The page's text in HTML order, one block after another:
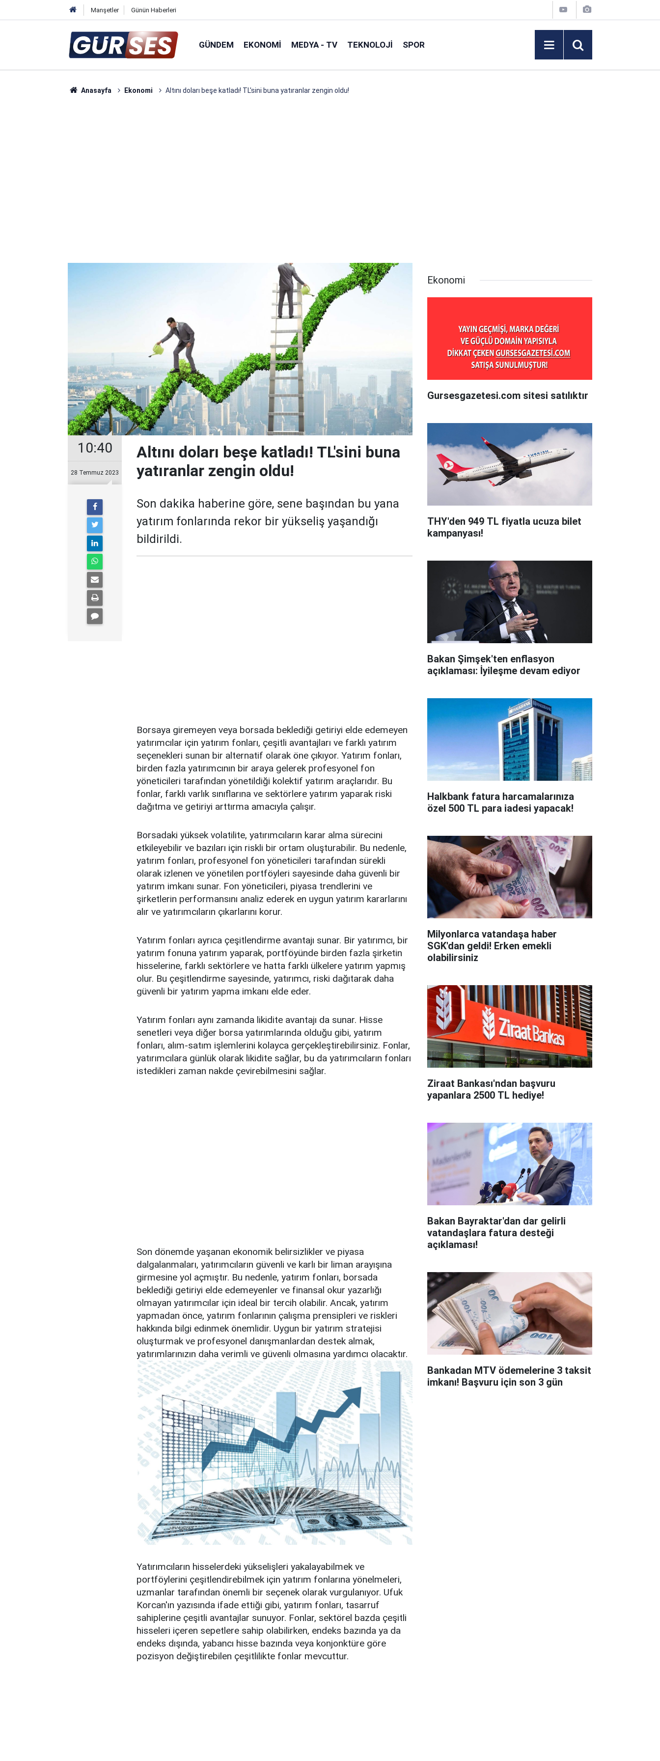
Manşetler Günün Haberleri
GÜNDEM EKONOMI MEDYA - TV TEKNOLOJI SPOR
Anasayfa Ekonomi Altını doları beşe katladı! TL'sini buna yatıranlar zengin oldu!
10:40
28 Temmuz 2023
Altını doları beşe katladı! TL'sini buna
yatıranlar zengin oldu!
Son dakika haberine göre, sene başından bu yana
yatırım fonlarında rekor bir yükseliş yaşandığı
bildirildi.
Borsaya giremeyen veya borsada beklediği getiriyi elde edemeyen
yatırımcılar için yatırım fonları, çeşitli avantajları ve farklı yatırım
seçenekleri sunan bir alternatif olarak öne çıkıyor. Yatırım fonları,
birden fazla yatırımcının bir araya gelerek profesyonel fon
yöneticileri tarafından yönetildiği kolektif yatırım araçlarıdır. Bu
fonlar, farklı varlık sınıflarına ve sektörlere yatırım yaparak riski
dağıtma ve getiriyi arttırma amacıyla çalışır.
Borsadaki yüksek volatilite, yatırımcıların karar alma sürecini
etkileyebilir ve bazıları için riskli bir ortam oluşturabilir. Bu nedenle,
yatırım fonları, profesyonel fon yöneticileri tarafından sürekli
olarak izlenen ve yönetilen portföyleri sayesinde daha güvenli bir
yatırım imkanı sunar. Fon yöneticileri, piyasa trendlerini ve
şirketlerin performansını analiz ederek en uygun yatırım kararlarını
alır ve yatırımcıların çıkarlarını korur.
Yatırım fonları ayrıca çeşitlendirme avantajı sunar. Bir yatırımcı, bir
yatırım fonuna yatırım yaparak, portföyünde birden fazla şirketin
hisselerine, farklı sektörlere ve hatta farklı ülkelere yatırım yapmış
olur. Bu çeşitlendirme sayesinde, yatırımcı, riski dağıtarak daha
güvenli bir yatırım yapma imkanı elde eder.
Yatırım fonları aynı zamanda likidite avantajı da sunar. Hisse
senetleri veya diğer borsa yatırımlarında olduğu gibi, yatırım
fonları, alım-satım işlemlerini kolayca gerçekleştirebilirsiniz. Fonlar,
yatırımcılara günlük olarak likidite sağlar, bu da yatırımcıların fonları
istedikleri zaman nakde çevirebilmesini sağlar.
Son dönemde yaşanan ekonomik belirsizlikler ve piyasa
dalgalanmaları, yatırımcıların güvenli ve karlı bir liman arayışına
girmesine yol açmıştır. Bu nedenle, yatırım fonları, borsada
beklediği getiriyi elde edemeyenler ve finansal okur yazarlığı
olmayan yatırımcılar için ideal bir tercih olabilir. Ancak, yatırım
yapmadan önce, yatırım fonlarının çalışma prensipleri ve riskleri
hakkında bilgi edinmek önemlidir. Uygun bir yatırım stratejisi
oluşturmak ve profesyonel danışmanlardan destek almak,
yatırımlarınızın daha verimli ve güvenli olmasına yardımcı olacaktır.
Yatırımcıların hisselerdeki yükselişleri yakalayabilmek ve
portföylerini çeşitlendirebilmek için yatırım fonlarına yönelmeleri,
uzmanlar tarafından önemli bir seçenek olarak vurgulanıyor. Ufuk
Korcan'ın yazısında ifade ettiği gibi, yatırım fonları, tasarruf
sahiplerine çeşitli avantajlar sunuyor. Fonlar, sektörel bazda çeşitli
hisseleri içeren sepetlere sahip olabilirken, endeks bazında ya da
endeks dışında, yabancı hisse bazında veya konjonktüre göre
pozisyon değiştirebilen çeşitlilikte fonlar mevcuttur.
Ekonomi
Gursesgazetesi.com sitesi satılıktır
THY'den 949 TL fiyatla ucuza bilet
kampanyası!
Bakan Şimşek'ten enflasyon
açıklaması: İyileşme devam ediyor
Halkbank fatura harcamalarınıza
özel 500 TL para iadesi yapacak!
Milyonlarca vatandaşa haber
SGK'dan geldi! Erken emekli
olabilirsiniz
Ziraat Bankası'ndan başvuru
yapanlara 2500 TL hediye!
Bakan Bayraktar'dan dar gelirli
vatandaşlara fatura desteği
açıklaması!
Bankadan MTV ödemelerine 3 taksit
imkanı! Başvuru için son 3 gün